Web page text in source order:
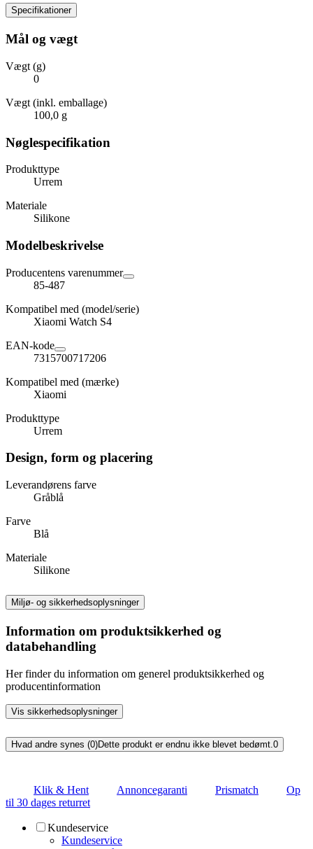
Specifikationer
Mål og vægt
Vægt (g)
0
Vægt (inkl. emballage)
100,0 g
Nøglespecifikation
Produkttype
Urrem
Materiale
Silikone
Modelbeskrivelse
Producentens varenummer
85-487
Kompatibel med (model/serie)
Xiaomi Watch S4
EAN-kode
7315700717206
Kompatibel med (mærke)
Xiaomi
Produkttype
Urrem
Design, form og placering
Leverandørens farve
Gråblå
Farve
Blå
Materiale
Silikone
Miljø- og sikkerhedsoplysninger
Information om produktsikkerhed og
databehandling
Her finder du information om generel produktsikkerhed og
producentinformation
Vis sikkerhedsoplysninger
Hvad andre synes (0)Dette produkt er endnu ikke blevet bedømt. 0
Klik & Hent Annoncegaranti Prismatch
Op
til 30 dages returret
Kundeservice
Kundeservice